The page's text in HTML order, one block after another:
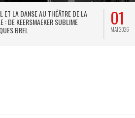
ET LA DANSE AU THÉÂTRE DE LA
: DE KEERSMAEKER SUBLIME
BREL
01
MAI 2026